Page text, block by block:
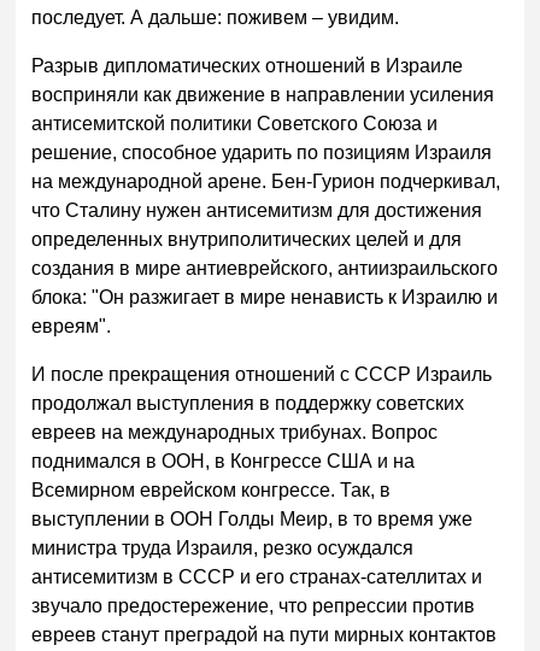
последует. А дальше: поживем – увидим.
Разрыв дипломатических отношений в Израиле
восприняли как движение в направлении усиления
антисемитской политики Советского Союза и
решение, способное ударить по позициям Израиля
на международной арене. Бен-Гурион подчеркивал,
что Сталину нужен антисемитизм для достижения
определенных внутриполитических целей и для
создания в мире антиеврейского, антиизраильского
блока: "Он разжигает в мире ненависть к Израилю и
евреям".
И после прекращения отношений с СССР Израиль
продолжал выступления в поддержку советских
евреев на международных трибунах. Вопрос
поднимался в ООН, в Конгрессе США и на
Всемирном еврейском конгрессе. Так, в
выступлении в ООН Голды Меир, в то время уже
министра труда Израиля, резко осуждался
антисемитизм в СССР и его странах-сателлитах и
звучало предостережение, что репрессии против
евреев станут преградой на пути мирных контактов